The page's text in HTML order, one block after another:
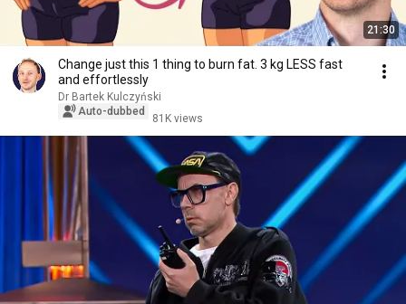
21:30
Change just this 1 thing to burn fat. 3 kg LESS fast
and effortlessly
Dr Bartek Kulczyński
Auto-dubbed
81K views